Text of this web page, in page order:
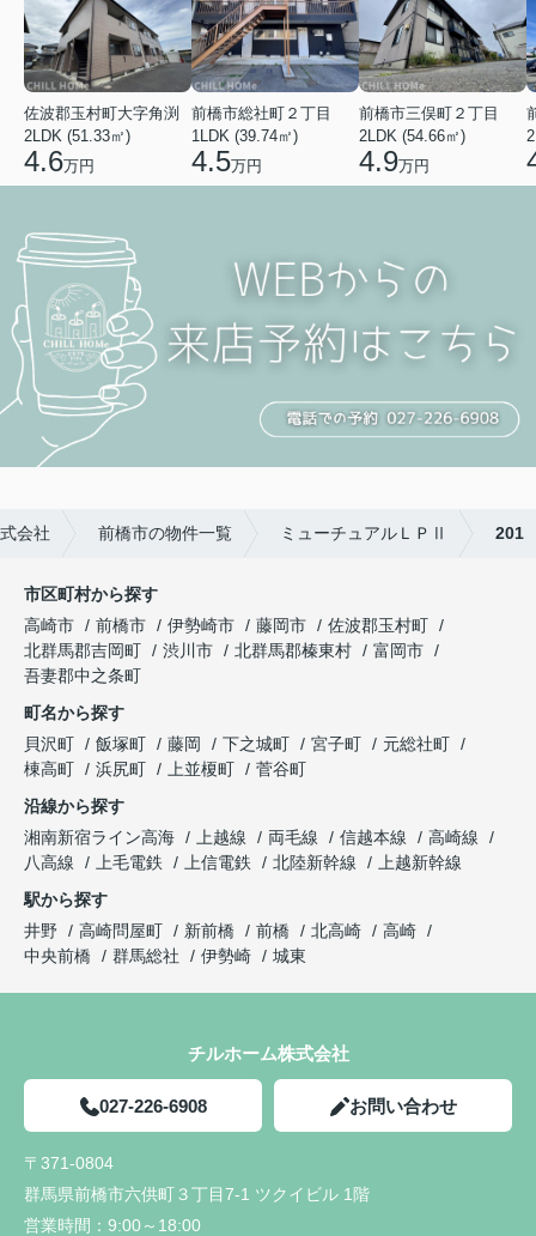
佐波郡玉村町大字角渕
2LDK (51.33㎡)
4.6万円
前橋市総社町２丁目
1LDK (39.74㎡)
4.5万円
前橋市三俣町２丁目
2LDK (54.66㎡)
4.9万円
会社 前橋市の物件一覧 ミューチュアルＬＰⅡ 201
市区町村から探す
高崎市
前橋市 伊勢崎市 藤岡市
佐波郡玉村町
北群馬郡吉岡町
渋川市 北群馬郡榛東村
富岡市
吾妻郡中之条町
町名から探す
貝沢町
飯塚町 藤岡 下之城町 宮子町
元総社町
棟高町
浜尻町 上並榎町
菅谷町
沿線から探す
湘南新宿ライン高海
上越線 両毛線 信越本線
高崎線
八高線
上毛電鉄 上信電鉄 北陸新幹線
上越新幹線
駅から探す
井野
高崎問屋町 新前橋 前橋 北高崎
高崎
中央前橋
群馬総社 伊勢崎 城東
チルホーム株式会社
027-226-6908 お問い合わせ
〒371-0804
群馬県前橋市六供町３丁目7-1 ツクイビル 1階
営業時間： 9:00～18:00